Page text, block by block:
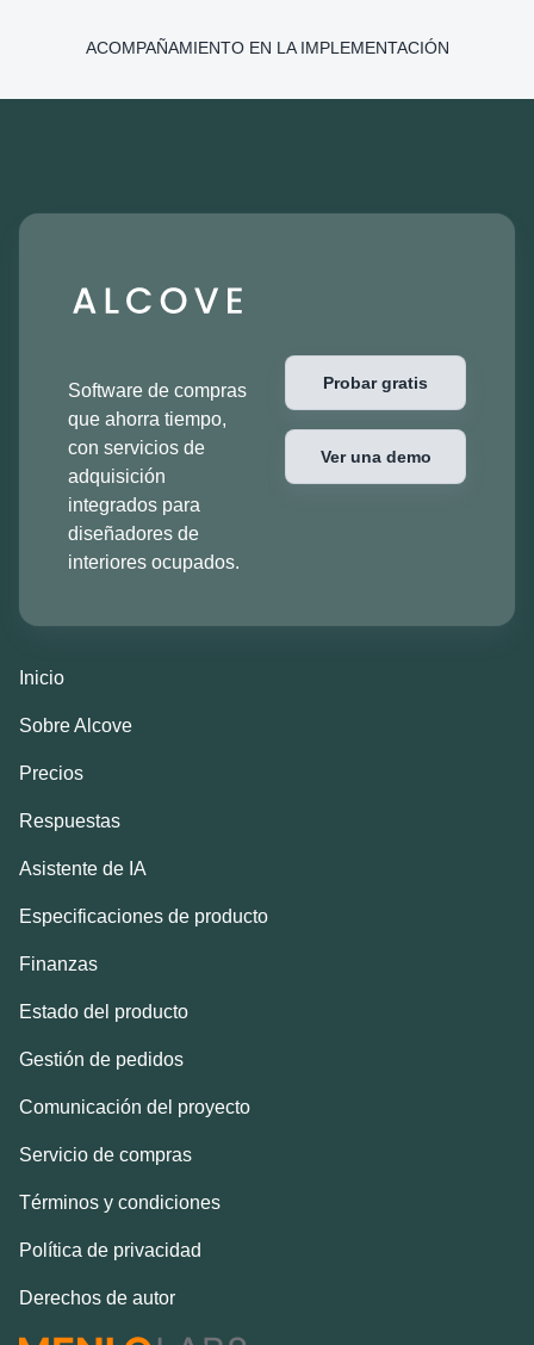
ACOMPAÑAMIENTO EN LA IMPLEMENTACIÓN
Software de compras
que ahorra tiempo,
con servicios de
adquisición
integrados para
diseñadores de
interiores ocupados.
Probar gratis
Ver una demo
Inicio
Sobre Alcove
Precios
Respuestas
Asistente de IA
Especificaciones de producto
Finanzas
Estado del producto
Gestión de pedidos
Comunicación del proyecto
Servicio de compras
Términos y condiciones
Política de privacidad
Derechos de autor